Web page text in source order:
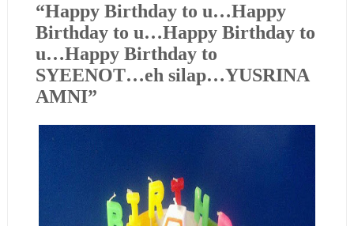
“Happy Birthday to u…Happy
Birthday to u…Happy Birthday to
u…Happy Birthday to
SYEENOT…eh silap…YUSRINA
AMNI”